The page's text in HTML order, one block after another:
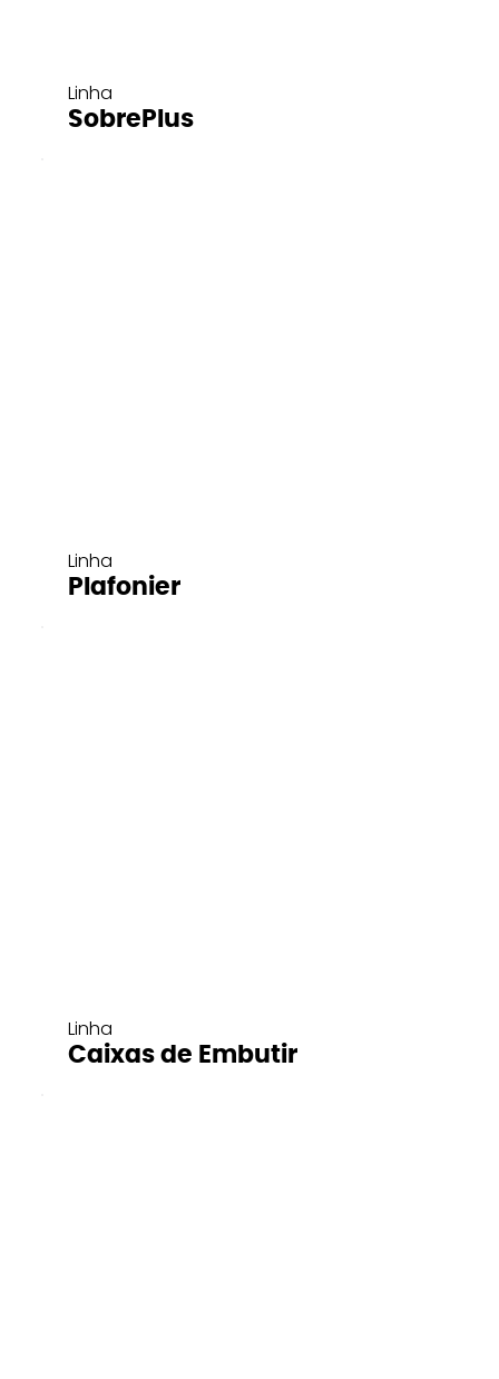
Linha
SobrePlus
Linha
Plafonier
Linha
Caixas de Embutir